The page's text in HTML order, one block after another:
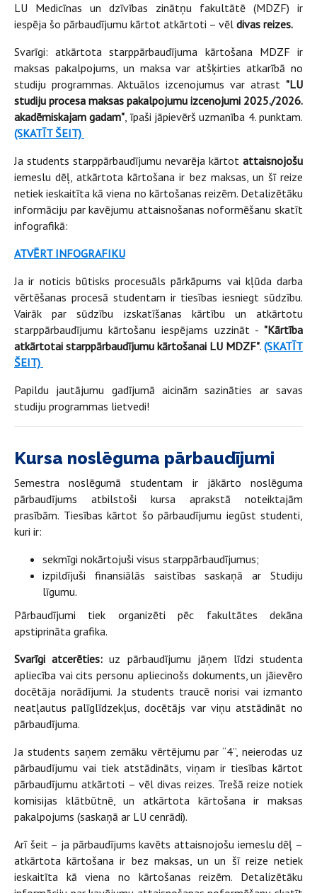
LU Medicīnas un dzīvības zinātņu fakultātē (MDZF) ir
iespēja šo pārbaudījumu kārtot atkārtoti – vēl divas reizes.
Svarīgi: atkārtota starppārbaudījuma kārtošana MDZF ir
maksas pakalpojums, un maksa var atšķirties atkarībā no
studiju programmas. Aktuālos izcenojumus var atrast "LU
studiju procesa maksas pakalpojumu izcenojumi 2025./2026.
akadēmiskajam gadam", īpaši jāpievērš uzmanība 4. punktam.
(SKATĪT ŠEIT)
Ja students starppārbaudījumu nevarēja kārtot attaisnojošu
iemeslu dēļ, atkārtota kārtošana ir bez maksas, un šī reize
netiek ieskaitīta kā viena no kārtošanas reizēm. Detalizētāku
informāciju par kavējumu attaisnošanas noformēšanu skatīt
infografikā:
ATVĒRT INFOGRAFIKU
Ja ir noticis būtisks procesuāls pārkāpums vai kļūda darba
vērtēšanas procesā studentam ir tiesības iesniegt sūdzību.
Vairāk par sūdzību izskatīšanas kārtību un atkārtotu
starppārbaudījumu kārtošanu iespējams uzzināt - "Kārtība
atkārtotai starppārbaudījumu kārtošanai LU MDZF". (SKATĪT
ŠEIT)
Papildu jautājumu gadījumā aicinām sazināties ar savas
studiju programmas lietvedi!
Kursa noslēguma pārbaudījumi
Semestra noslēgumā studentam ir jākārto noslēguma
pārbaudījums atbilstoši kursa aprakstā noteiktajām
prasībām. Tiesības kārtot šo pārbaudījumu iegūst studenti,
kuri ir:
sekmīgi nokārtojuši visus starppārbaudījumus;
izpildījuši finansiālās saistības saskaņā ar Studiju
līgumu.
Pārbaudījumi tiek organizēti pēc fakultātes dekāna
apstiprināta grafika.
Svarīgi atcerēties: uz pārbaudījumu jāņem līdzi studenta
apliecība vai cits personu apliecinošs dokuments, un jāievēro
docētāja norādījumi. Ja students traucē norisi vai izmanto
neatļautus palīglīdzekļus, docētājs var viņu atstādināt no
pārbaudījuma.
Ja students saņem zemāku vērtējumu par “4”, neierodas uz
pārbaudījumu vai tiek atstādināts, viņam ir tiesības kārtot
pārbaudījumu atkārtoti – vēl divas reizes. Trešā reize notiek
komisijas klātbūtnē, un atkārtota kārtošana ir maksas
pakalpojums (saskaņā ar LU cenrādi).
Arī šeit – ja pārbaudījums kavēts attaisnojošu iemeslu dēļ –
atkārtota kārtošana ir bez maksas, un un šī reize netiek
ieskaitīta kā viena no kārtošanas reizēm. Detalizētāku